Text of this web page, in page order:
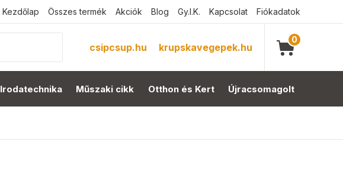
Kezdőlap Összes termék Akciók Blog Gy.I.K. Kapcsolat Fiókadatok
csipcsup.hu krupskavegepek.hu
0
Irodatechnika Műszaki cikk Otthon és Kert Újracsomagolt